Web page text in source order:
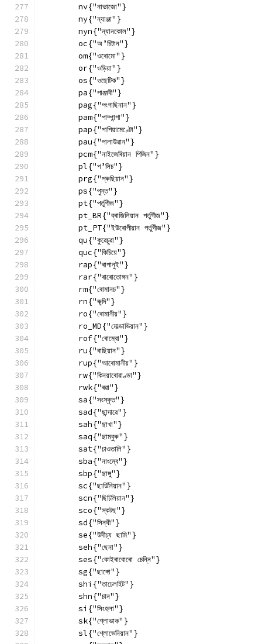
        nv{"নাভাজো"}
        ny{"ন্যাঞ্জা"}
        nyn{"ন্যানকোল"}
        oc{"অ’চিটান"}
        om{"ওৰোমো"}
        or{"ওড়িয়া"}
        os{"ওছেটিক"}
        pa{"পাঞ্জাবী"}
        pag{"পংগাছিনান"}
        pam{"পাম্পান্গা"}
        pap{"পাপিয়ামেণ্টো"}
        pau{"পালাউৱান"}
        pcm{"নাইজেৰিয়ান পিজিন"}
        pl{"প’লিচ"}
        prg{"প্ৰুছিয়ান"}
        ps{"পুস্ত"}
        pt{"পৰ্তুগীজ"}
        pt_BR{"ব্ৰাজিলিয়ান পৰ্তুগীজ"}
        pt_PT{"ইউৰোপীয়ান পৰ্তুগীজ"}
        qu{"কুৱেচুৱা"}
        quc{"কিচিয়ে"}
        rap{"ৰাপানুই"}
        rar{"ৰাৰোতোঙ্গন"}
        rm{"ৰোমানচ"}
        rn{"ৰুন্দি"}
        ro{"ৰোমানীয়"}
        ro_MD{"মোল্ডাভিয়ান"}
        rof{"ৰোম্বো"}
        ru{"ৰাছিয়ান"}
        rup{"আৰোমানীয়"}
        rw{"কিনয়াৰোৱাণ্ডা"}
        rwk{"ৰৱা"}
        sa{"সংস্কৃত"}
        sad{"ছান্দাৱে"}
        sah{"ছাখা"}
        saq{"ছাম্বুৰু"}
        sat{"চাওতালি"}
        sba{"নাংম্বে"}
        sbp{"ছাঙ্গু"}
        sc{"ছাৰ্ডিনিয়ান"}
        scn{"ছিচিলিয়ান"}
        sco{"স্কটছ"}
        sd{"সিন্ধী"}
        se{"উদীচ্য ছামি"}
        seh{"ছেনা"}
        ses{"কোইৰাবোৰো চেন্নি"}
        sg{"ছাঙ্গো"}
        shi{"তাচেলহিট"}
        shn{"চান"}
        si{"সিংহলা"}
        sk{"শ্লোভাক"}
        sl{"শ্লোভেনিয়ান"}